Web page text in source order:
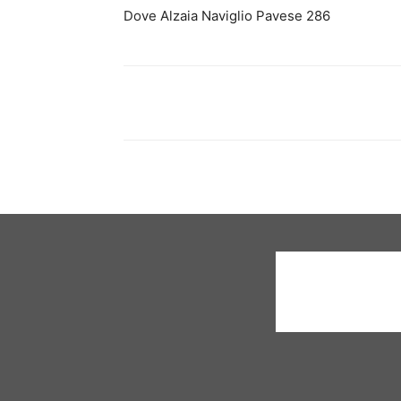
Dove Alzaia Naviglio Pavese 286